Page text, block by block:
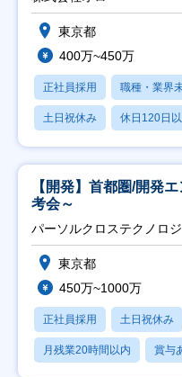
東京都
400万~450万
正社員採用 職種・業界
土日祝休み 休日120日
【開発】首都圏/開発
考会～
パーソルクロステクノロ
東京都
450万~1000万
正社員採用 土日祝休み
月残業20時間以内 賞与